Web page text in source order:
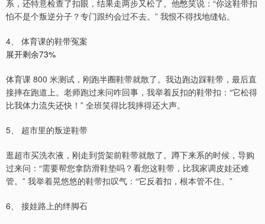
系，还特意检查了扣眼，结果走两步又松了。他憋笑说：“你这鞋带扣
怕不是个叛逆分子？专门跟约会过不去。” 我恨不得找地缝钻。
4、 体育课的鞋带冤案
展开剩余73%
体育课 800 米测试，刚跑半圈鞋带就散了。我边跑边踩鞋带，最后直
接摔在跑道上。老师跑过来问咋回事，我举着反扣的鞋带扣：“它松得
比我体力流失还快！” 全班笑得比我摔得还大声。
5、 超市里的叛逆鞋带
逛超市买洗衣液，刚走到货架前鞋带就散了。蹲下来系的时候，导购
过来问：“需要帮您拿防滑鞋垫吗？看您这鞋带，比我家调皮娃还难
管。” 我举着晃悠悠的鞋带扣叹气：“它反着扣，根本管不住。”
6、 接娃路上的绊脚石